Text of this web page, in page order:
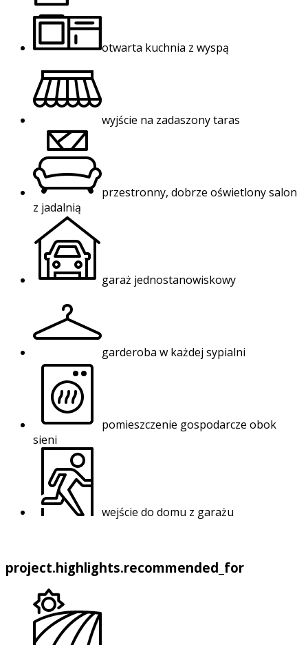
otwarta kuchnia z wyspą
wyjście na zadaszony taras
przestronny, dobrze oświetlony salon
z jadalnią
garaż jednostanowiskowy
garderoba w każdej sypialni
pomieszczenie gospodarcze obok
sieni
wejście do domu z garażu
project.highlights.recommended_for